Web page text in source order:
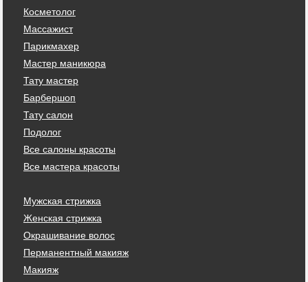
Косметолог
Массажист
Парикмахер
Мастер маникюра
Тату мастер
Барбершоп
Тату салон
Подолог
Все салоны красоты
Все мастера красоты
Мужская стрижка
Женская стрижка
Окрашивание волос
Перманентный макияж
Макияж